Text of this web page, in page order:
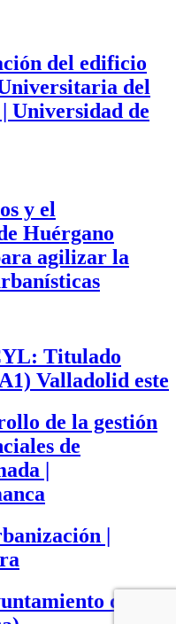
del edificio
del
Universidad de
y el
Huérgano
agilizar la
Titulado
Valladolid este
de la gestión
de
|
|
de